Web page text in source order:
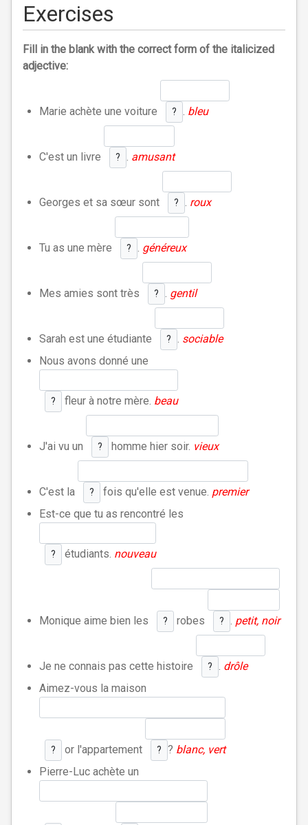
Exercises
Fill in the blank with the correct form of the italicized
adjective:
Marie achète une voiture ? bleu
C'est un livre ? amusant
Georges et sa sœur sont ? roux
Tu as une mère ? généreux
Mes amies sont très ? gentil
Sarah est une étudiante ?
sociable
Nous avons donné une
? fleur à notre mère. beau
J'ai vu un ? homme hier soir. vieux
C'est la ? fois qu'elle est venue. premier
Est-ce que tu as rencontré les
? étudiants. nouveau
Monique aime bien les ? robes ? petit, noir
Je ne connais pas cette histoire ?
drôle
Aimez-vous la maison
? or l'appartement ? ? blanc, vert
Pierre-Luc achète un